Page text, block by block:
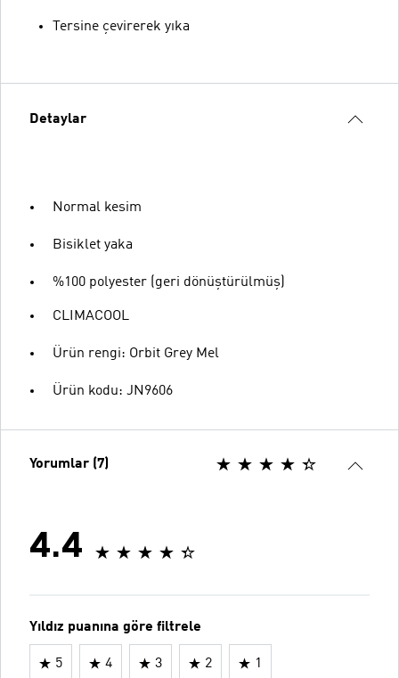
Tersine çevirerek yıka
Detaylar
Normal kesim
Bisiklet yaka
%100 polyester (geri dönüştürülmüş)
CLIMACOOL
Ürün rengi: Orbit Grey Mel
Ürün kodu: JN9606
Yorumlar (7)
4.4
Yıldız puanına göre filtrele
5 4 3 2 1